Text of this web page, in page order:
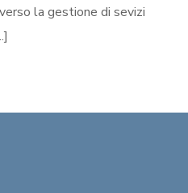
la gestione di sevizi